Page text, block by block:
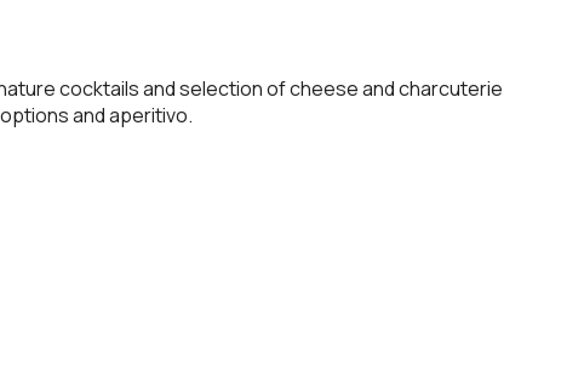
cocktails and selection of cheese and charcuterie
and aperitivo.